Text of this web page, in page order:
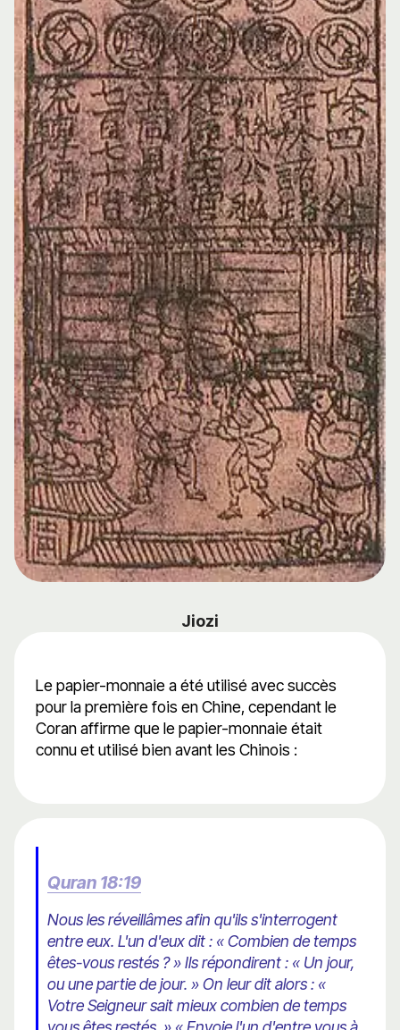
Jiozi
Le papier-monnaie a été utilisé avec succès
pour la première fois en Chine, cependant le
Coran affirme que le papier-monnaie était
connu et utilisé bien avant les Chinois :
Quran 18:19
Nous les réveillâmes afin qu'ils s'interrogent
entre eux. L'un d'eux dit : « Combien de temps
êtes-vous restés ? » Ils répondirent : « Un jour,
ou une partie de jour. » On leur dit alors : «
Votre Seigneur sait mieux combien de temps